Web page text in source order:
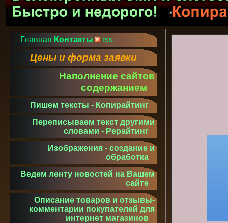
Главная Контакты rss
Цены и форма заявки
Наполнение сайтов
содержанием
Пишем тексты - Копирайтинг
Переписываем текст другими
словами - Рерайтинг
Изображения - создание и
обработка
Ведем ленту новостей на Вашем
сайте
Описание товаров и отзывы-
комментарии покупателей для
интернет магазинов